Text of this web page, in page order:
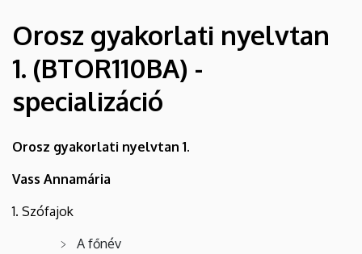
(BTOR110BA)
specializáció
Szlavisztikai
Intézet
Orosz gyakorlati nyelvtan
1. (BTOR110BA) -
specializáció
Orosz gyakorlati nyelvtan 1.
Vass Annamária
1. Szófajok
A főnév